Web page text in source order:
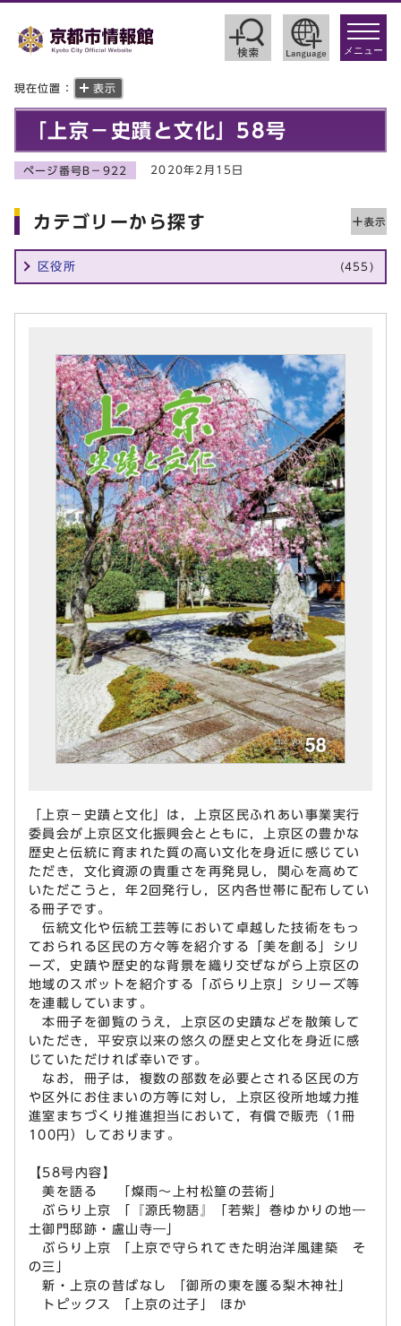
toggle
メニュー
現在位置： 表示
「上京－史蹟と文化」58号
ページ番号B－922 2020年2月15日
カテゴリーから探す
区役所 (455)
「上京－史蹟と文化」は，上京区民ふれあい事業実行
委員会が上京区文化振興会とともに，上京区の豊かな
歴史と伝統に育まれた質の高い文化を身近に感じてい
ただき，文化資源の貴重さを再発見し，関心を高めて
いただこうと，年2回発行し，区内各世帯に配布してい
る冊子です。
伝統文化や伝統工芸等において卓越した技術をもっ
ておられる区民の方々等を紹介する「美を創る」シリ
ーズ，史蹟や歴史的な背景を織り交ぜながら上京区の
地域のスポットを紹介する「ぶらり上京」シリーズ等
を連載しています。
本冊子を御覧のうえ，上京区の史蹟などを散策して
いただき，平安京以来の悠久の歴史と文化を身近に感
じていただければ幸いです。
なお，冊子は，複数の部数を必要とされる区民の方
や区外にお住まいの方等に対し，上京区役所地域力推
進室まちづくり推進担当において，有償で販売（1冊
100円）しております。
【58号内容】
美を語る 「燦雨～上村松篁の芸術」
ぶらり上京 「『源氏物語』「若紫」巻ゆかりの地―
土御門邸跡・盧山寺―」
ぶらり上京 「上京で守られてきた明治洋風建築 そ
の三」
新・上京の昔ばなし 「御所の東を護る梨木神社」
トピックス 「上京の辻子」 ほか